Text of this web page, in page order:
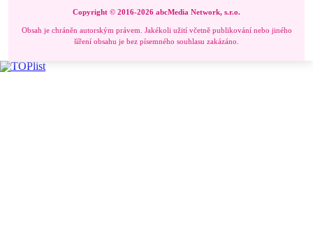
Copyright © 2016-2026 abcMedia Network, s.r.o.
Obsah je chráněn autorským právem. Jakékoli užití včetně publikování nebo jiného
šíření obsahu je bez písemného souhlasu zakázáno.